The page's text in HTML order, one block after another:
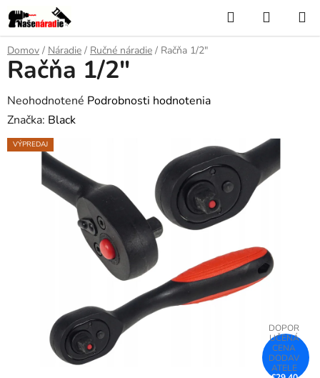
Prejsť
na
obsah
Hľadať
KOŠÍK
Domov / Náradie / Ručné náradie / Račňa 1/2"
Račňa 1/2"
Priemerné
hodnotenie
produktu
Neohodnotené Podrobnosti hodnotenia
Značka: Black
VÝPREDAJ